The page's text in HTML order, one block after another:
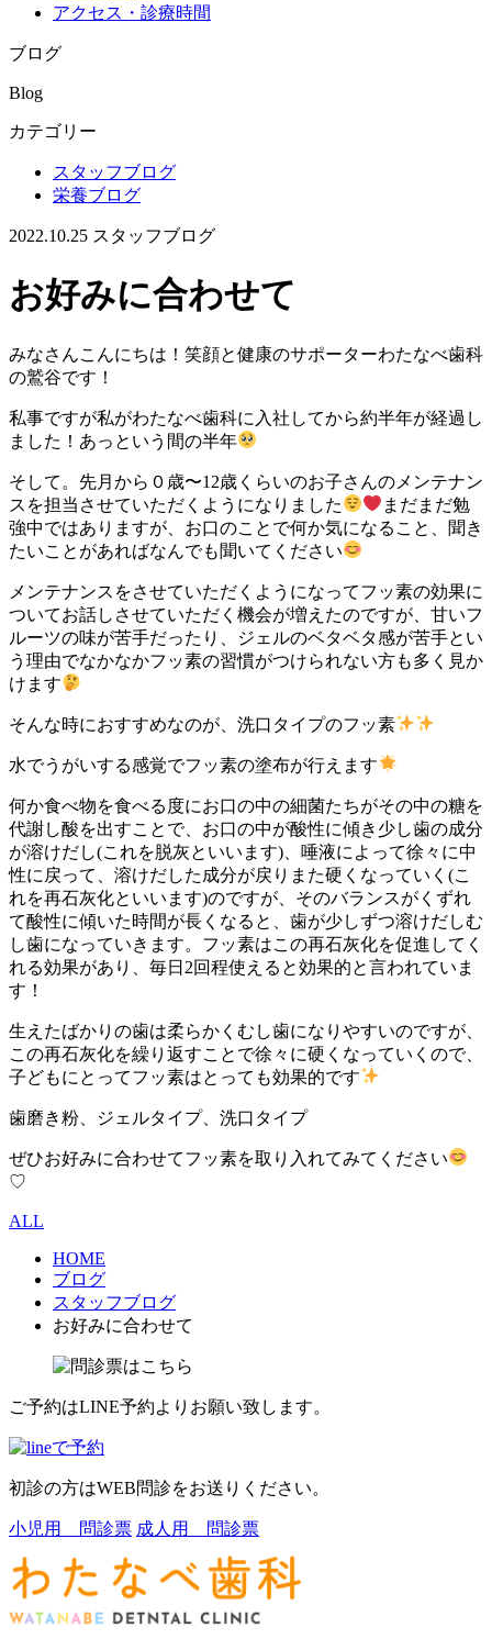
アクセス・診療時間
ブログ
Blog
カテゴリー
スタッフブログ
栄養ブログ
2022.10.25 スタッフブログ
お好みに合わせて
みなさんこんにちは！笑顔と健康のサポーターわたなべ歯科
の鷲谷です！
私事ですが私がわたなべ歯科に入社してから約半年が経過し
ました！あっという間の半年
そして。先月から０歳〜12歳くらいのお子さんのメンテナン
スを担当させていただくようになりました
まだまだ勉
強中ではありますが、お口のことで何か気になること、聞き
たいことがあればなんでも聞いてください
メンテナンスをさせていただくようになってフッ素の効果に
ついてお話しさせていただく機会が増えたのですが、甘いフ
ルーツの味が苦手だったり、ジェルのベタベタ感が苦手とい
う理由でなかなかフッ素の習慣がつけられない方も多く見か
けます
そんな時におすすめなのが、洗口タイプのフッ素
水でうがいする感覚でフッ素の塗布が行えます
何か食べ物を食べる度にお口の中の細菌たちがその中の糖を
代謝し酸を出すことで、お口の中が酸性に傾き少し歯の成分
が溶けだし(これを脱灰といいます)、唾液によって徐々に中
性に戻って、溶けだした成分が戻りまた硬くなっていく(こ
れを再石灰化といいます)のですが、そのバランスがくずれ
て酸性に傾いた時間が長くなると、歯が少しずつ溶けだしむ
し歯になっていきます。フッ素はこの再石灰化を促進してく
れる効果があり、毎日2回程使えると効果的と言われていま
す！
生えたばかりの歯は柔らかくむし歯になりやすいのですが、
この再石灰化を繰り返すことで徐々に硬くなっていくので、
子どもにとってフッ素はとっても効果的です
歯磨き粉、ジェルタイプ、洗口タイプ
ぜひお好みに合わせてフッ素を取り入れてみてください
♡
ALL
HOME
ブログ
スタッフブログ
お好みに合わせて
ご予約はLINE予約よりお願い致します。
初診の方はWEB問診をお送りください。
小児用 問診票 成人用 問診票